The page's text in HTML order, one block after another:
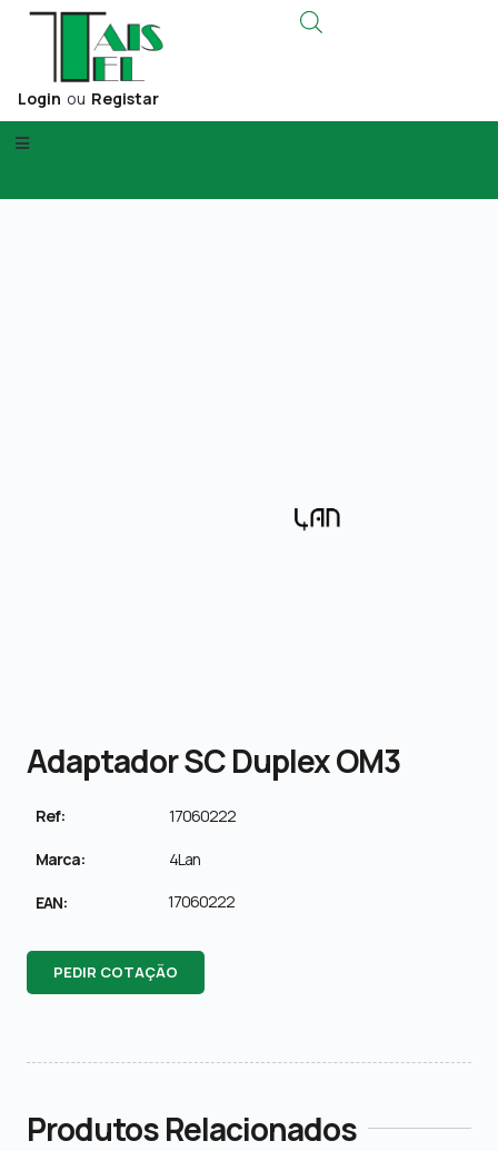
Login ou Registar
Adaptador SC Duplex OM3
Ref: 17060222
Marca: 4Lan
EAN: 17060222
PEDIR COTAÇÃO
Produtos Relacionados